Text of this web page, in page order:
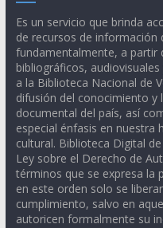
Es un servicio que brinda
de recursos de información
fundamentalmente, a partir
bibliográficos,
a la Biblioteca Nacional de
difusión del conocimiento y
documental del país, así
especial énfasis en nuestra
cultural. Biblioteca Digital
Ley sobre el Derecho de
términos que se expresa la
en este orden solo se
cumplimiento, salvo en
autoricen formalmente su